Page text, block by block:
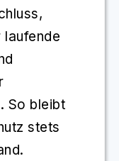
So bleibt
stets